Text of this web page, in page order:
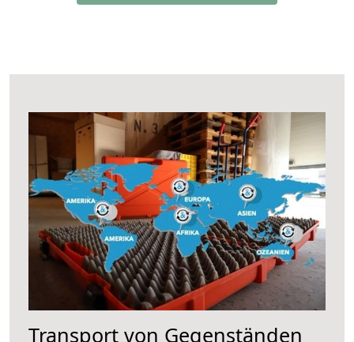
Transport von Gegenständen